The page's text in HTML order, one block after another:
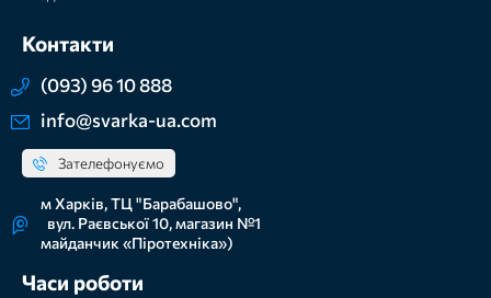
Контакти
(093) 96 10 888
info@svarka-ua.com
Зателефонуємо
м Харків, ТЦ "Барабашово",
вул. Раєвської 10, магазин №1
майданчик «Піротехніка»)
Часи роботи